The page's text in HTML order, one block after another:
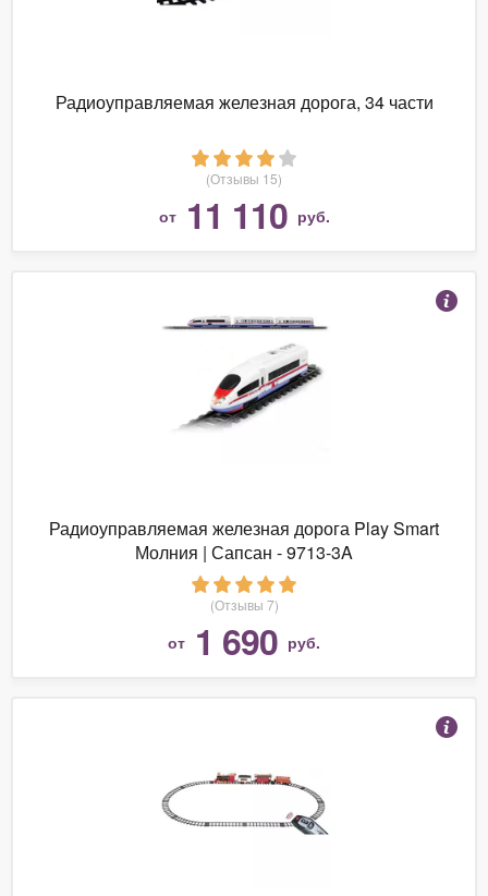
Радиоуправляемая железная дорога, 34 части
(Отзывы 15)
от 11 110 руб.
Радиоуправляемая железная дорога Play Smart
Молния | Сапсан - 9713-3A
(Отзывы 7)
от 1 690 руб.